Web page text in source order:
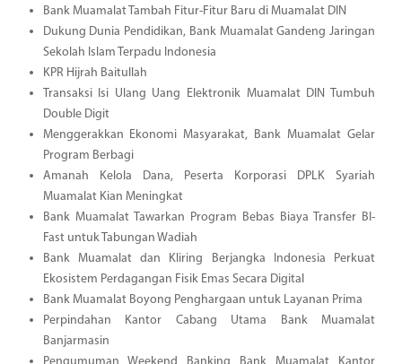
Bank Muamalat Tambah Fitur-Fitur Baru di Muamalat DIN
Dukung Dunia Pendidikan, Bank Muamalat Gandeng Jaringan
Sekolah Islam Terpadu Indonesia
KPR Hijrah Baitullah
Transaksi Isi Ulang Uang Elektronik Muamalat DIN Tumbuh
Double Digit
Menggerakkan Ekonomi Masyarakat, Bank Muamalat Gelar
Program Berbagi
Amanah Kelola Dana, Peserta Korporasi DPLK Syariah
Muamalat Kian Meningkat
Bank Muamalat Tawarkan Program Bebas Biaya Transfer BI-
Fast untuk Tabungan Wadiah
Bank Muamalat dan Kliring Berjangka Indonesia Perkuat
Ekosistem Perdagangan Fisik Emas Secara Digital
Bank Muamalat Boyong Penghargaan untuk Layanan Prima
Perpindahan Kantor Cabang Utama Bank Muamalat
Banjarmasin